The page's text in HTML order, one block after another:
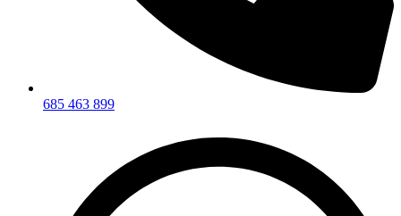
685 463 899